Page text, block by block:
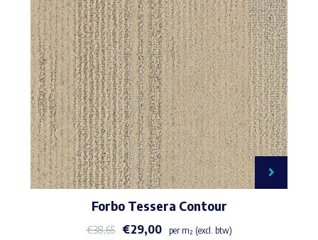
Forbo Tessera Contour
€38,65 €29,00 per m² (excl. btw)